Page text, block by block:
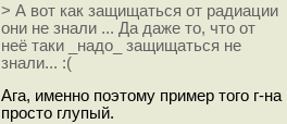
> А вот как защищаться от радиации
они не знали ... Да даже то, что от
неё таки _надо_ защищаться не
знали... :(
Ага, именно поэтому пример того г-на
просто глупый.